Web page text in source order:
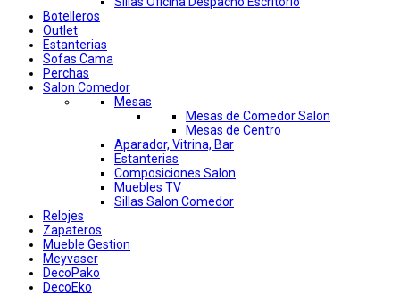
Botelleros
Outlet
Estanterias
Sofas Cama
Perchas
Salon Comedor
Mesas
Mesas de Comedor Salon
Mesas de Centro
Aparador, Vitrina, Bar
Estanterias
Composiciones Salon
Muebles TV
Sillas Salon Comedor
Relojes
Zapateros
Mueble Gestion
Meyvaser
DecoPako
DecoEko